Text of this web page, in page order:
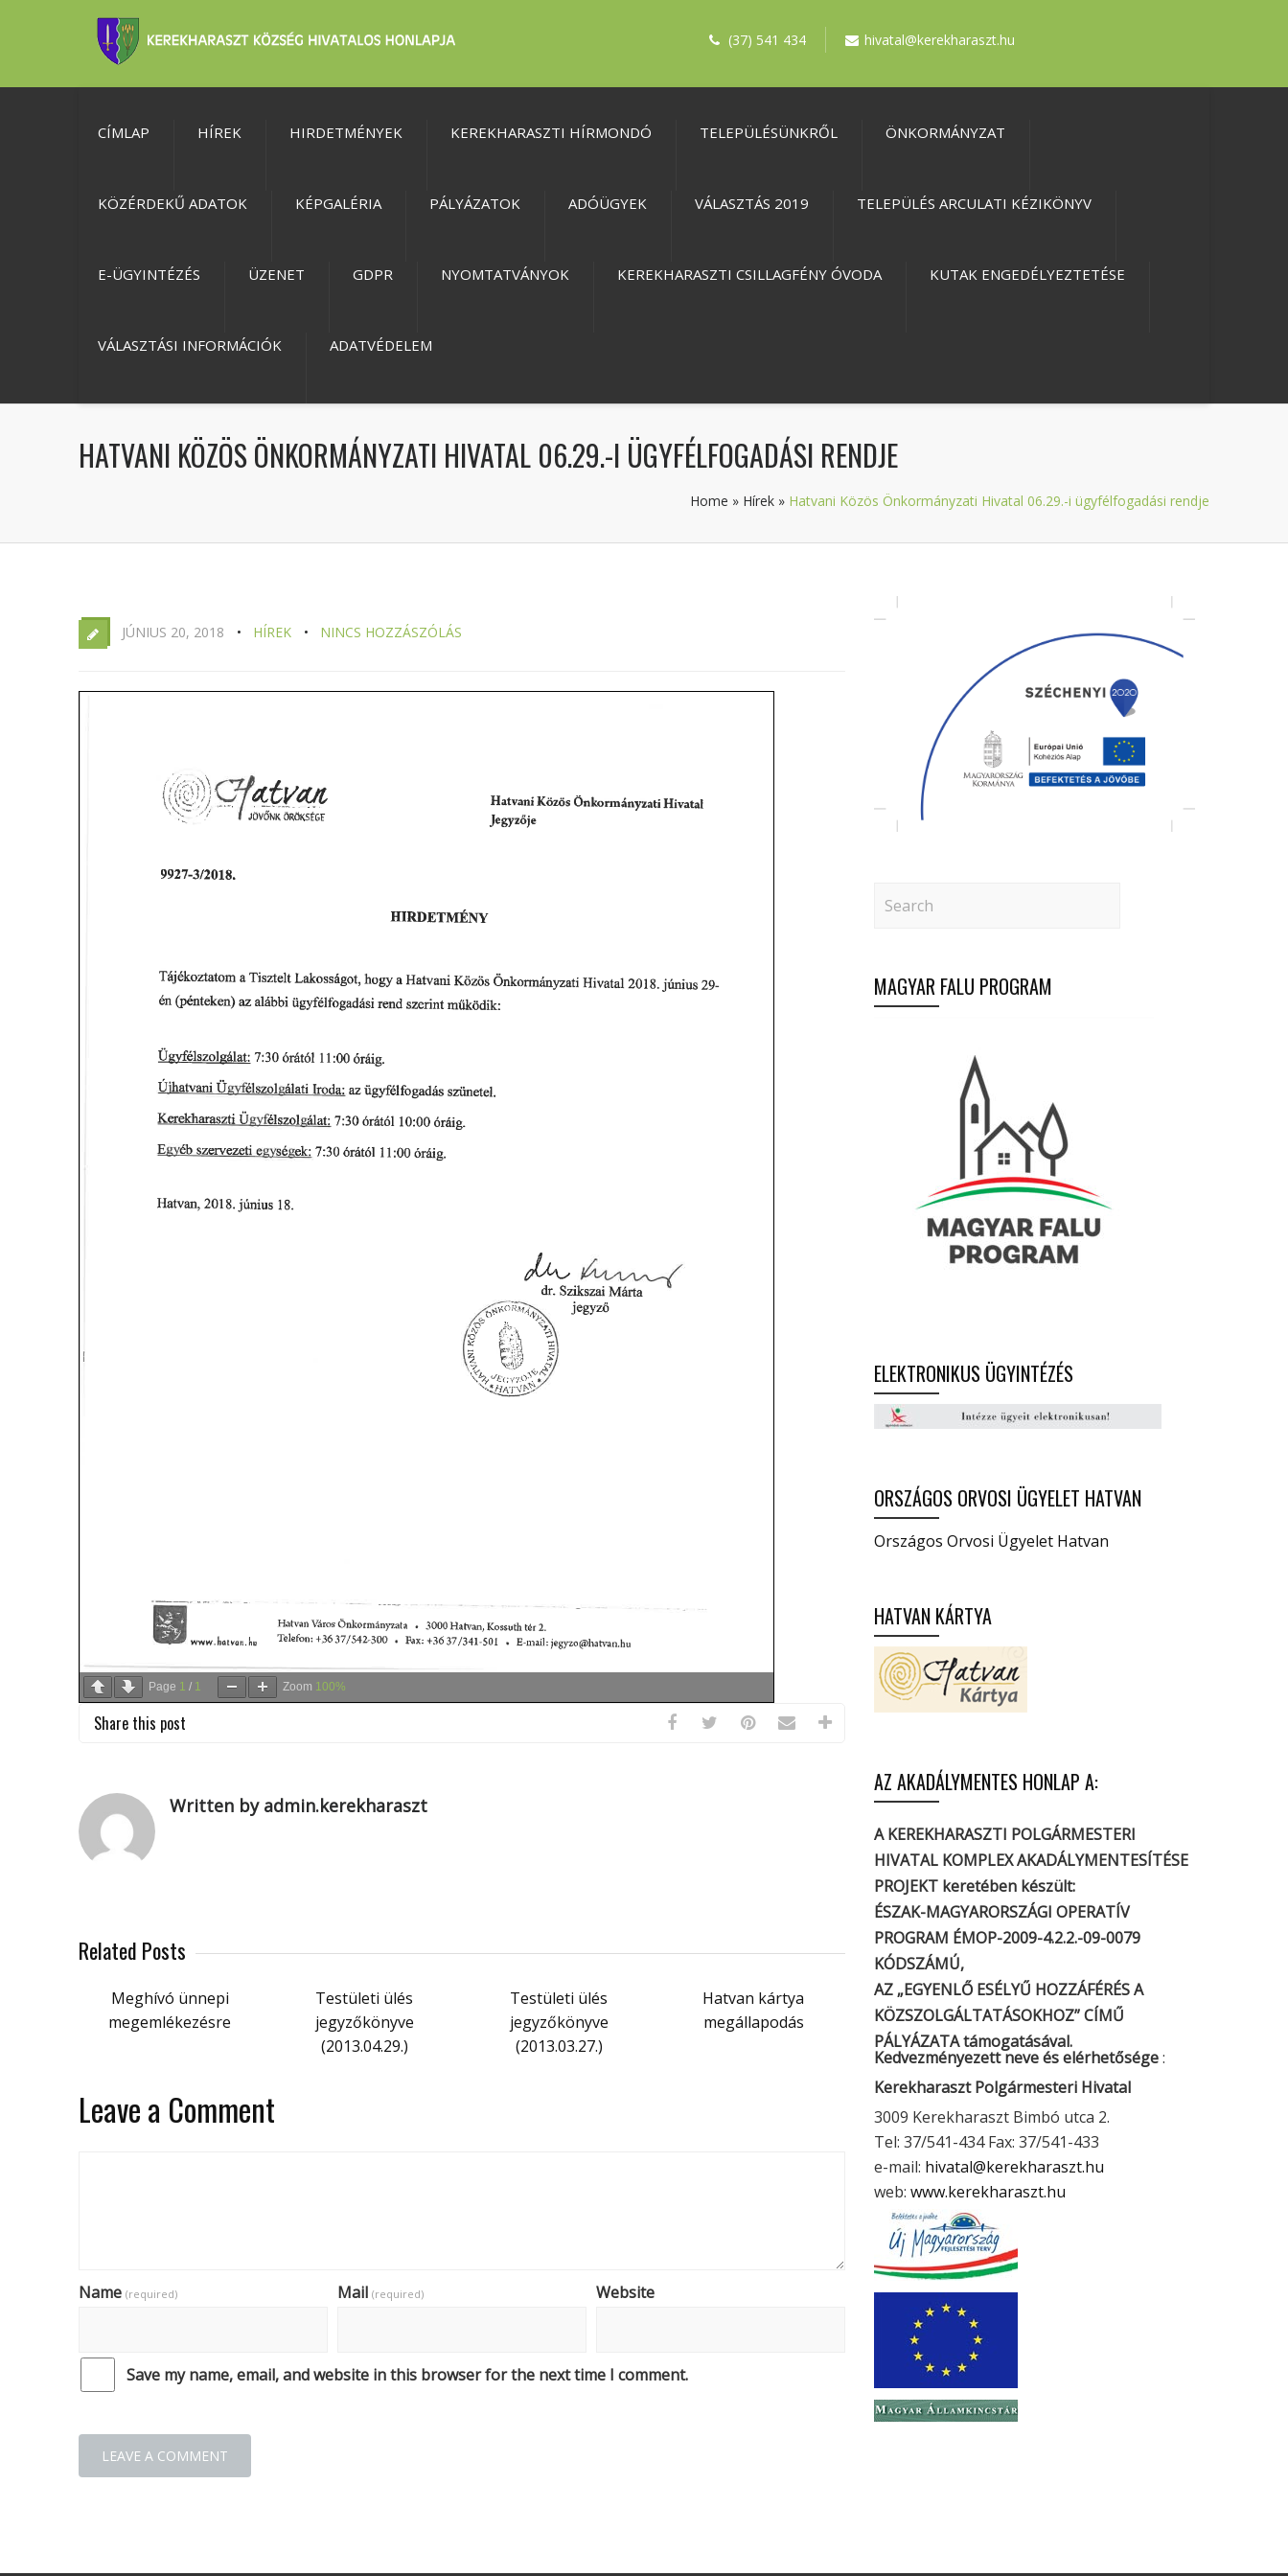
(37) 541 434 hivatal@kerekharaszt.hu
CÍMLAP HÍREK HIRDETMÉNYEK KEREKHARASZTI HÍRMONDÓ TELEPÜLÉSÜNKRŐL ÖNKORMÁNYZAT
KÖZÉRDEKŰ ADATOK KÉPGALÉRIA PÁLYÁZATOK ADÓÜGYEK VÁLASZTÁS 2019 TELEPÜLÉS ARCULATI KÉZIKÖNYV
E-ÜGYINTÉZÉS ÜZENET GDPR NYOMTATVÁNYOK KEREKHARASZTI CSILLAGFÉNY ÓVODA KUTAK ENGEDÉLYEZTETÉSE
VÁLASZTÁSI INFORMÁCIÓK ADATVÉDELEM
HATVANI KÖZÖS ÖNKORMÁNYZATI HIVATAL 06.29.-I ÜGYFÉLFOGADÁSI RENDJE
Home » Hírek » Hatvani Közös Önkormányzati Hivatal 06.29.-i ügyfélfogadási rendje
JÚNIUS 20, 2018 HÍREK NINCS HOZZÁSZÓLÁS
Page 1 / 1 Zoom 100%
Share this post
Written by admin.kerekharaszt
Related Posts
Meghívó ünnepi
megemlékezésre
Testületi ülés
jegyzőkönyve
(2013.04.29.)
Testületi ülés
jegyzőkönyve
(2013.03.27.)
Hatvan kártya
megállapodás
Leave a Comment
Name (required) Mail (required) Website
Save my name, email, and website in this browser for the next time I comment.
MAGYAR FALU PROGRAM
ELEKTRONIKUS ÜGYINTÉZÉS
ORSZÁGOS ORVOSI ÜGYELET HATVAN
Országos Orvosi Ügyelet Hatvan
HATVAN KÁRTYA
AZ AKADÁLYMENTES HONLAP A:
A KEREKHARASZTI POLGÁRMESTERI
HIVATAL KOMPLEX AKADÁLYMENTESÍTÉSE
PROJEKT keretében készült:
ÉSZAK-MAGYARORSZÁGI OPERATÍV
PROGRAM ÉMOP-2009-4.2.2.-09-0079
KÓDSZÁMÚ,
AZ „EGYENLŐ ESÉLYŰ HOZZÁFÉRÉS A
KÖZSZOLGÁLTATÁSOKHOZ” CÍMŰ
PÁLYÁZATA támogatásával.
Kedvezményezett neve és elérhetősége:
Kerekharaszt Polgármesteri Hivatal
3009 Kerekharaszt Bimbó utca 2.
Tel: 37/541-434 Fax: 37/541-433
e-mail: hivatal@kerekharaszt.hu
web: www.kerekharaszt.hu